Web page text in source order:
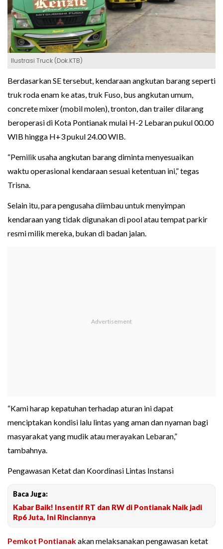
Ilustrasi Truck (Dok.KTB)
Berdasarkan SE tersebut, kendaraan angkutan barang seperti
truk roda enam ke atas, truk Fuso, bus angkutan umum,
concrete mixer (mobil molen), tronton, dan trailer dilarang
beroperasi di Kota Pontianak mulai H-2 Lebaran pukul 00.00
WIB hingga H+3 pukul 24.00 WIB.
“Pemilik usaha angkutan barang diminta menyesuaikan
waktu operasional kendaraan sesuai ketentuan ini,” tegas
Trisna.
Selain itu, para pengusaha diimbau untuk menyimpan
kendaraan yang tidak digunakan di pool atau tempat parkir
resmi milik mereka, bukan di badan jalan.
“Kami harap kepatuhan terhadap aturan ini dapat
menciptakan kondisi lalu lintas yang aman dan nyaman bagi
masyarakat yang mudik atau merayakan Lebaran,”
tambahnya.
Pengawasan Ketat dan Koordinasi Lintas Instansi
Baca Juga:
Kabar Baik! Insentif RT dan RW di Pontianak Naik jadi
Rp6 Juta, Ini Rinciannya
Pemkot Pontianakakan melaksanakan pengawasan ketat